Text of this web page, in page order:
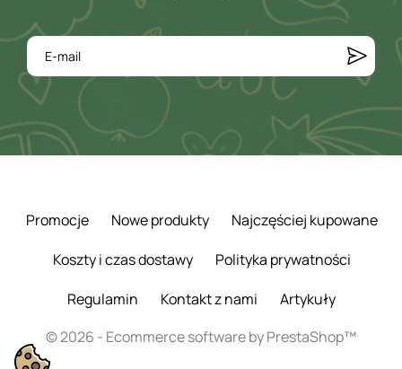
Promocje Nowe produkty
Najczęściej kupowane
Koszty i czas dostawy
Polityka prywatności
Regulamin
Kontakt z nami
Artykuły
© 2026 - Ecommerce software by PrestaShop™